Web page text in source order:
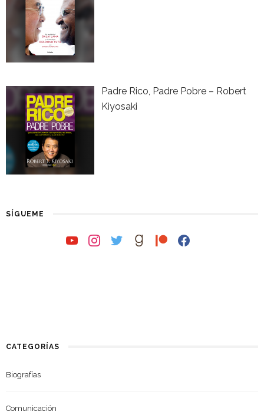
Padre Rico, Padre Pobre – Robert
Kiyosaki
SÍGUEME
youtubeinstagramtwittergoodreads
patreonfacebook
CATEGORÍAS
Biografías
Comunicación